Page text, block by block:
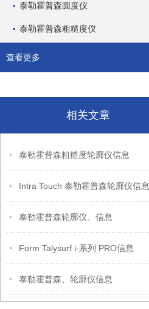
泰勒霍普森圆度仪
泰勒霍普森粗糙度仪
查看更多
相关文章
泰勒霍普森粗糙度轮廓仪信息
Intra Touch 泰勒霍普森轮廓仪信息
泰勒霍普森轮廓仪、信息
Form Talysurf i-系列 PRO信息
泰勒霍普森、轮廓仪信息